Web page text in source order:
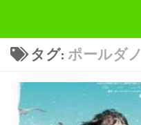
タグ: ポールダノ